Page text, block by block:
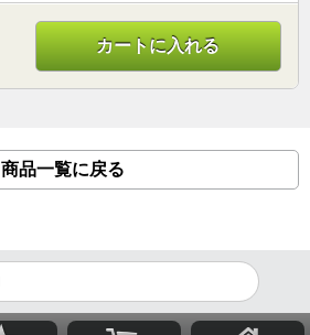
カートに入れる
商品一覧に戻る